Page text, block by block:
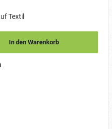
Textil
In den Warenkorb